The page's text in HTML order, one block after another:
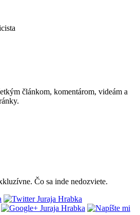
článkom, komentárom, videám a
Čo sa inde nedozviete.